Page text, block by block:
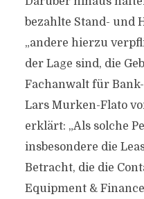
bezahlte Stand- und
„andere hierzu
der Lage sind, die
Fachanwalt für
Lars Murken-Flato
erklärt: „Als solche
insbesondere die
Betracht, die die
Equipment &